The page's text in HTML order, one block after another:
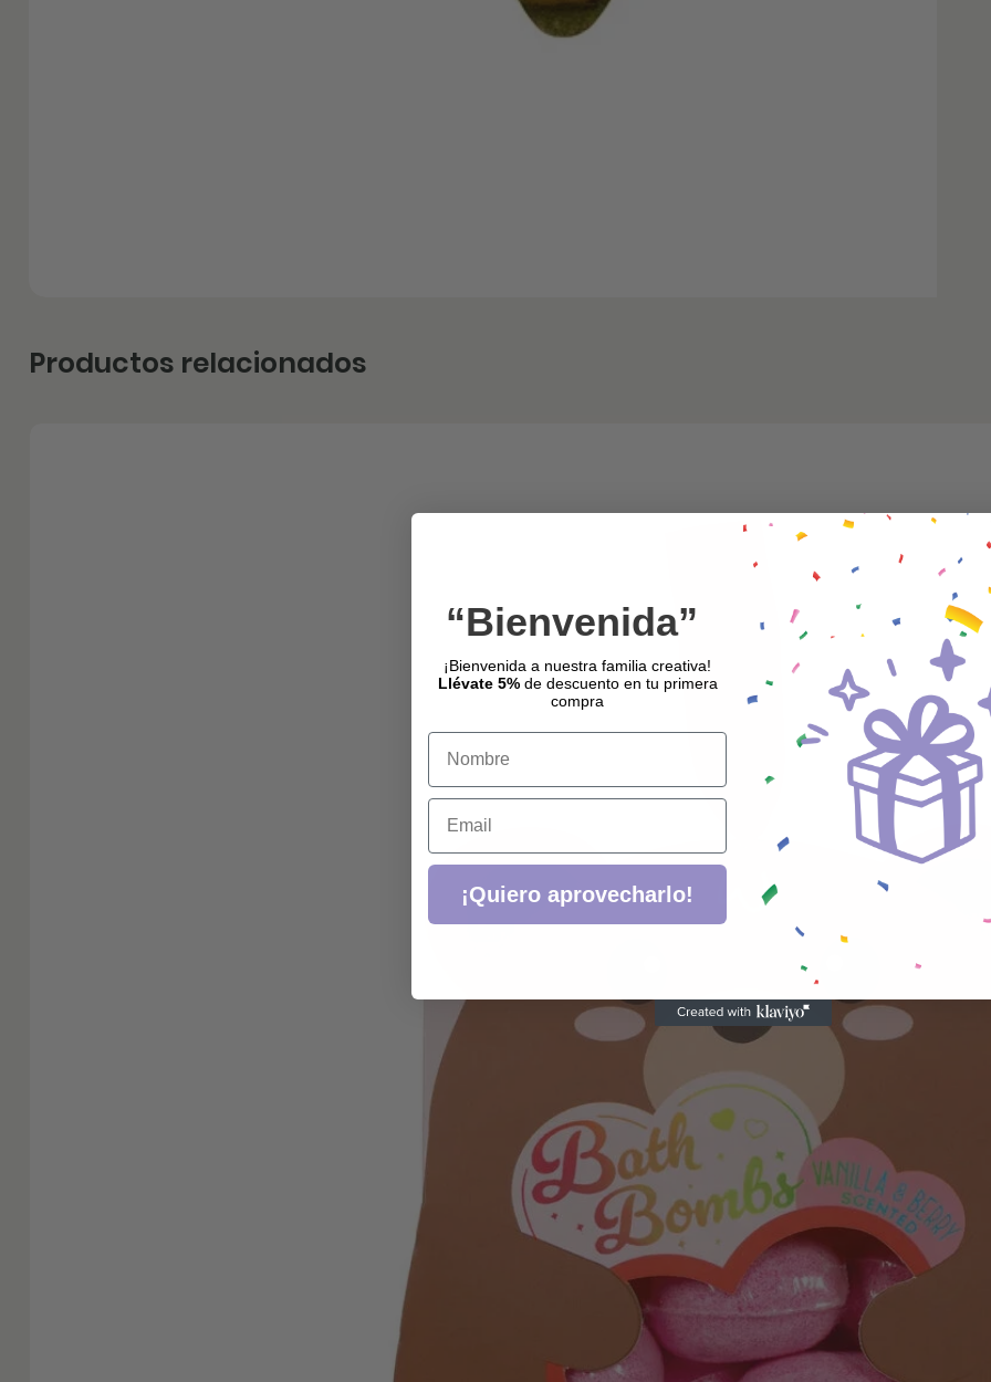
Productos relacionados
“Bienvenida”
¡Bienvenida a nuestra familia creativa!
Llévate 5%de descuento en tu primera
compra
Name
Email
¡Quiero aprovecharlo!